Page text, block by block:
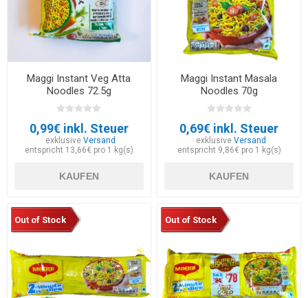
Maggi Instant Veg Atta
Noodles 72.5g
0,99€ inkl. Steuer
exklusiveVersand
entspricht 13,66€ pro 1 kg(s)
KAUFEN
Maggi Instant Masala
Noodles 70g
0,69€ inkl. Steuer
exklusive Versand
entspricht 9,86€ pro 1 kg(s)
KAUFEN
Out of Stock Out of Stock